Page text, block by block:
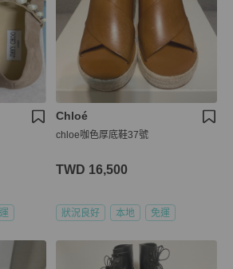
Chloé
chloe咖色厚底鞋37號
TWD 16,500
狀況良好 本地 免運